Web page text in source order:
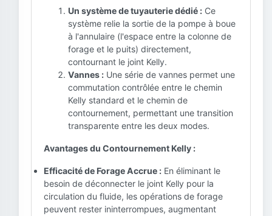
Un système de tuyauterie dédié : Ce
système relie la sortie de la pompe à boue
à l'annulaire (l'espace entre la colonne de
forage et le puits) directement,
contournant le joint Kelly.
Vannes : Une série de vannes permet une
commutation contrôlée entre le chemin
Kelly standard et le chemin de
contournement, permettant une transition
transparente entre les deux modes.
Avantages du Contournement Kelly :
Efficacité de Forage Accrue : En éliminant le
besoin de déconnecter le joint Kelly pour la
circulation du fluide, les opérations de forage
peuvent rester ininterrompues, augmentant